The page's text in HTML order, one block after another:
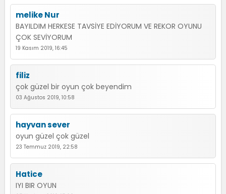
melike Nur
BAYILDIM HERKESE TAVSİYE EDİYORUM VE REKOR OYUNU
ÇOK SEVİYORUM
19 Kasım 2019, 16:45
filiz
çok güzel bir oyun çok beyendim
03 Ağustos 2019, 10:58
hayvan sever
oyun güzel çok güzel
23 Temmuz 2019, 22:58
Hatice
IYI BIR OYUN